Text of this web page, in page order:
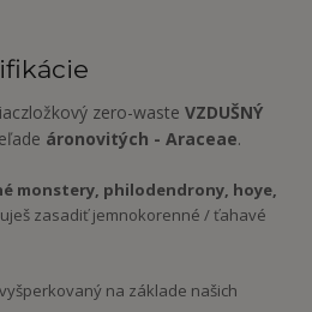
zero-waste VZDUŠNÝ
áronovitých - Araceae.
monstery, philodendrony, hoye,
zasadiť jemnokorenné / ťahavé
na základe našich